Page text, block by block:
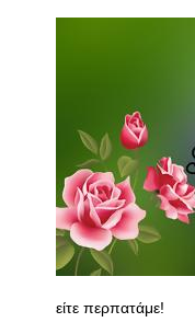
είτε περπατάμε!